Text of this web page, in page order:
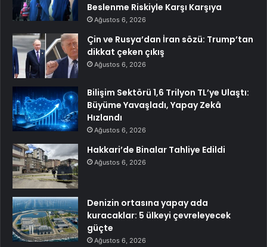
Beslenme Riskiyle Karşı Karşıya
Ağustos 6, 2026
Çin ve Rusya’dan İran sözü: Trump’tan
dikkat çeken çıkış
Ağustos 6, 2026
Bilişim Sektörü 1,6 Trilyon TL’ye Ulaştı:
Büyüme Yavaşladı, Yapay Zekâ
Hızlandı
Ağustos 6, 2026
Hakkari’de Binalar Tahliye Edildi
Ağustos 6, 2026
Denizin ortasına yapay ada
kuracaklar: 5 ülkeyi çevreleyecek
güçte
Ağustos 6, 2026